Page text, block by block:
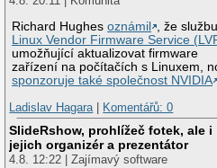
Richard Hughesoznámil
, že službu
Linux Vendor Firmware Service
umožňující aktualizovat firmware
zařízení na počítačích s Linuxem,
sponzoruje také společnost NVIDIA
Ladislav Hagara | Komentářů: 0
SlideRshow, prohlížeč fotek, ale i
jejich organizér a prezentátor
4.8. 12:22 | Zajímavý software